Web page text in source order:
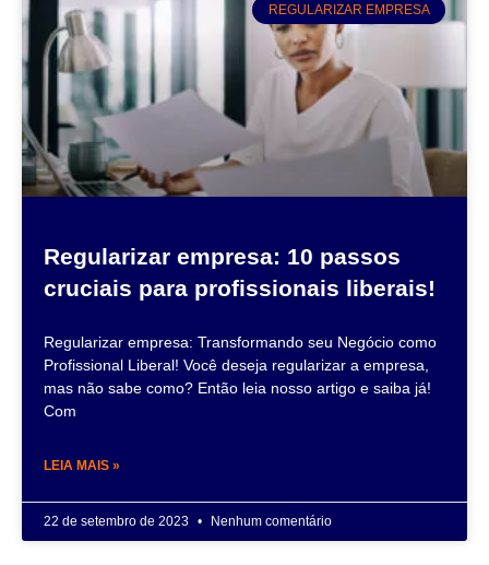
REGULARIZAR EMPRESA
Regularizar empresa: 10 passos
cruciais para profissionais liberais!
Regularizar empresa: Transformando seu Negócio como
Profissional Liberal! Você deseja regularizar a empresa,
mas não sabe como? Então leia nosso artigo e saiba já!
Com
LEIA MAIS »
22 de setembro de 2023 Nenhum comentário